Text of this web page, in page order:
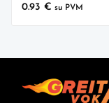
0.93€ su PVM